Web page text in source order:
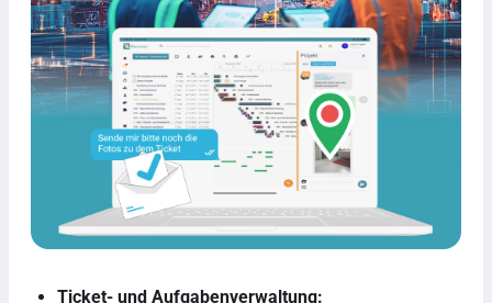
Ticket- und Aufgabenverwaltung: